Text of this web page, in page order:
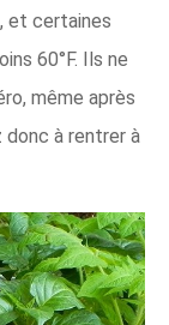
et certaines
60°F. Ils ne
même après
donc à rentrer à